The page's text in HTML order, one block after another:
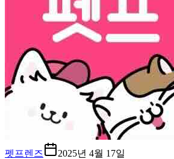
펫프렌즈 2025년 4월 17일